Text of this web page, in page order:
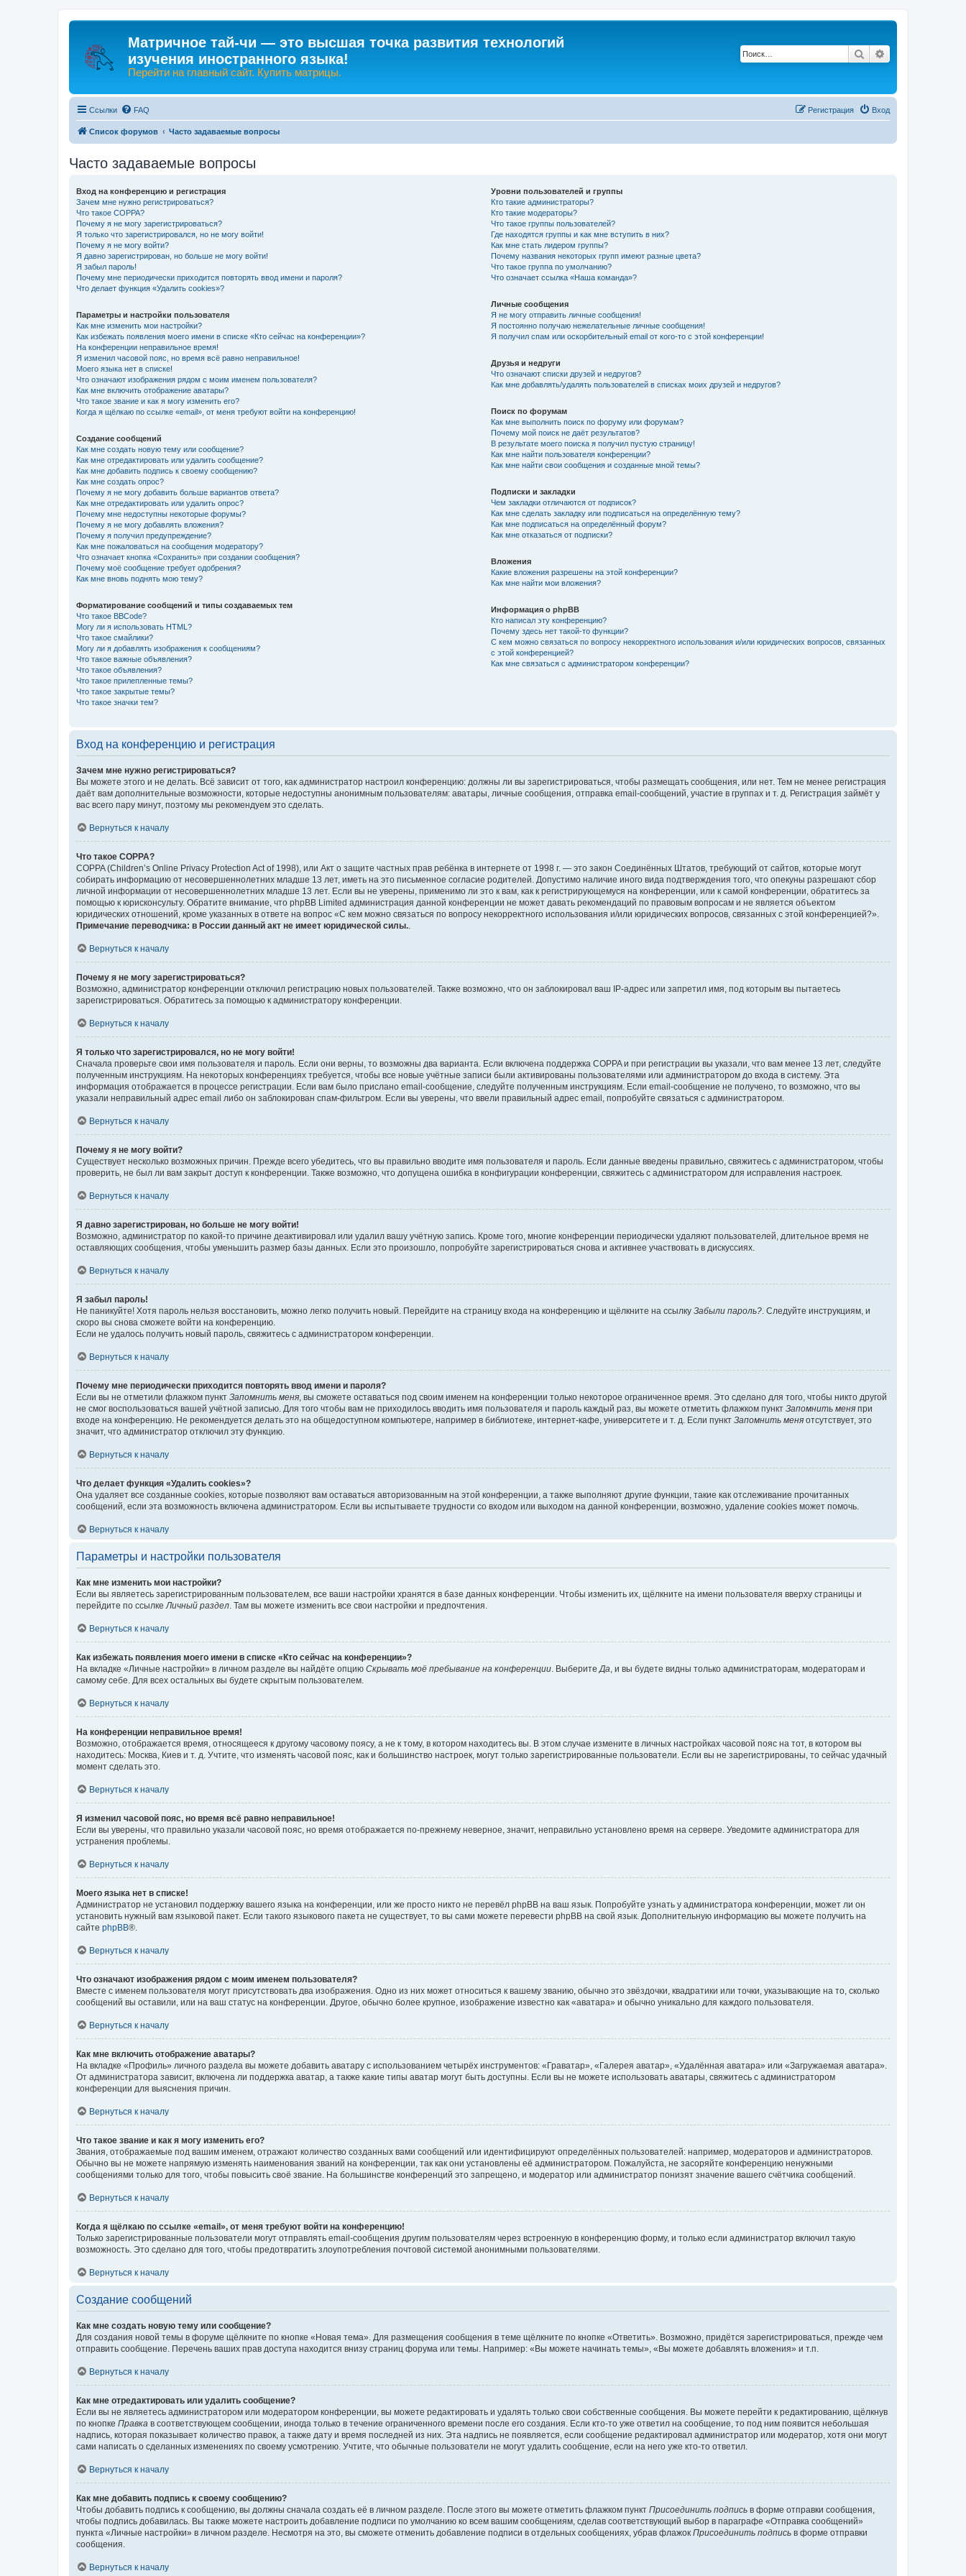
Матричное тай-чи — это высшая точка развития технологий
изучения иностранного языка!
Перейти на главный сайт. Купить матрицы.
Поиск
Ссылки FAQ Вход
Регистрация
Список форумов Часто задаваемые вопросы
Часто задаваемые вопросы
Вход на конференцию и регистрация
Зачем мне нужно регистрироваться?
Что такое COPPA?
Почему я не могу зарегистрироваться?
Я только что зарегистрировался, но не могу войти!
Почему я не могу войти?
Я давно зарегистрирован, но больше не могу войти!
Я забыл пароль!
Почему мне периодически приходится повторять ввод имени и пароля?
Что делает функция «Удалить cookies»?
Параметры и настройки пользователя
Как мне изменить мои настройки?
Как избежать появления моего имени в списке «Кто сейчас на конференции»?
На конференции неправильное время!
Я изменил часовой пояс, но время всё равно неправильное!
Моего языка нет в списке!
Что означают изображения рядом с моим именем пользователя?
Как мне включить отображение аватары?
Что такое звание и как я могу изменить его?
Когда я щёлкаю по ссылке «email», от меня требуют войти на конференцию!
Создание сообщений
Как мне создать новую тему или сообщение?
Как мне отредактировать или удалить сообщение?
Как мне добавить подпись к своему сообщению?
Как мне создать опрос?
Почему я не могу добавить больше вариантов ответа?
Как мне отредактировать или удалить опрос?
Почему мне недоступны некоторые форумы?
Почему я не могу добавлять вложения?
Почему я получил предупреждение?
Как мне пожаловаться на сообщения модератору?
Что означает кнопка «Сохранить» при создании сообщения?
Почему моё сообщение требует одобрения?
Как мне вновь поднять мою тему?
Форматирование сообщений и типы создаваемых тем
Что такое BBCode?
Могу ли я использовать HTML?
Что такое смайлики?
Могу ли я добавлять изображения к сообщениям?
Что такое важные объявления?
Что такое объявления?
Что такое прилепленные темы?
Что такое закрытые темы?
Что такое значки тем?
Уровни пользователей и группы
Кто такие администраторы?
Кто такие модераторы?
Что такое группы пользователей?
Где находятся группы и как мне вступить в них?
Как мне стать лидером группы?
Почему названия некоторых групп имеют разные цвета?
Что такое группа по умолчанию?
Что означает ссылка «Наша команда»?
Личные сообщения
Я не могу отправить личные сообщения!
Я постоянно получаю нежелательные личные сообщения!
Я получил спам или оскорбительный email от кого-то с этой конференции!
Друзья и недруги
Что означают списки друзей и недругов?
Как мне добавлять/удалять пользователей в списках моих друзей и недругов?
Поиск по форумам
Как мне выполнить поиск по форуму или форумам?
Почему мой поиск не даёт результатов?
В результате моего поиска я получил пустую страницу!
Как мне найти пользователя конференции?
Как мне найти свои сообщения и созданные мной темы?
Подписки и закладки
Чем закладки отличаются от подписок?
Как мне сделать закладку или подписаться на определённую тему?
Как мне подписаться на определённый форум?
Как мне отказаться от подписки?
Вложения
Какие вложения разрешены на этой конференции?
Как мне найти мои вложения?
Информация о phpBB
Кто написал эту конференцию?
Почему здесь нет такой-то функции?
С кем можно связаться по вопросу некорректного использования и/или юридических вопросов, связанных
с этой конференцией?
Как мне связаться с администратором конференции?
Вход на конференцию и регистрация
Зачем мне нужно регистрироваться?
Вы можете этого и не делать. Всё зависит от того, как администратор настроил конференцию: должны ли вы зарегистрироваться, чтобы размещать сообщения, или нет. Тем не менее регистрация
даёт вам дополнительные возможности, которые недоступны анонимным пользователям: аватары, личные сообщения, отправка email-сообщений, участие в группах и т. д. Регистрация займёт у
вас всего пару минут, поэтому мы рекомендуем это сделать.
Вернуться к началу
Что такое COPPA?
COPPA (Children’s Online Privacy Protection Act of 1998), или Акт о защите частных прав ребёнка в интернете от 1998 г. — это закон Соединённых Штатов, требующий от сайтов, которые могут
собирать информацию от несовершеннолетних младше 13 лет, иметь на это письменное согласие родителей. Допустимо наличие иного вида подтверждения того, что опекуны разрешают сбор
личной информации от несовершеннолетних младше 13 лет. Если вы не уверены, применимо ли это к вам, как к регистрирующемуся на конференции, или к самой конференции, обратитесь за
помощью к юрисконсульту. Обратите внимание, что phpBB Limited администрация данной конференции не может давать рекомендаций по правовым вопросам и не является объектом
юридических отношений, кроме указанных в ответе на вопрос «С кем можно связаться по вопросу некорректного использования и/или юридических вопросов, связанных с этой конференцией?».
Примечание переводчика: в России данный акт не имеет юридической силы.
Вернуться к началу
Почему я не могу зарегистрироваться?
Возможно, администратор конференции отключил регистрацию новых пользователей. Также возможно, что он заблокировал ваш IP-адрес или запретил имя, под которым вы пытаетесь
зарегистрироваться. Обратитесь за помощью к администратору конференции.
Вернуться к началу
Я только что зарегистрировался, но не могу войти!
Сначала проверьте свои имя пользователя и пароль. Если они верны, то возможны два варианта. Если включена поддержка COPPA и при регистрации вы указали, что вам менее 13 лет, следуйте
полученным инструкциям. На некоторых конференциях требуется, чтобы все новые учётные записи были активированы пользователями или администратором до входа в систему. Эта
информация отображается в процессе регистрации. Если вам было прислано email-сообщение, следуйте полученным инструкциям. Если email-сообщение не получено, то возможно, что вы
указали неправильный адрес email либо он заблокирован спам-фильтром. Если вы уверены, что ввели правильный адрес email, попробуйте связаться с администратором.
Вернуться к началу
Почему я не могу войти?
Существует несколько возможных причин. Прежде всего убедитесь, что вы правильно вводите имя пользователя и пароль. Если данные введены правильно, свяжитесь с администратором, чтобы
проверить, не был ли вам закрыт доступ к конференции. Также возможно, что допущена ошибка в конфигурации конференции, свяжитесь с администратором для исправления настроек.
Вернуться к началу
Я давно зарегистрирован, но больше не могу войти!
Возможно, администратор по какой-то причине деактивировал или удалил вашу учётную запись. Кроме того, многие конференции периодически удаляют пользователей, длительное время не
оставляющих сообщения, чтобы уменьшить размер базы данных. Если это произошло, попробуйте зарегистрироваться снова и активнее участвовать в дискуссиях.
Вернуться к началу
Я забыл пароль!
Не паникуйте! Хотя пароль нельзя восстановить, можно легко получить новый. Перейдите на страницу входа на конференцию и щёлкните на ссылку Забыли пароль? . Следуйте инструкциям, и
скоро вы снова сможете войти на конференцию.
Если не удалось получить новый пароль, свяжитесь с администратором конференции.
Вернуться к началу
Почему мне периодически приходится повторять ввод имени и пароля?
Если вы не отметили флажком пункт Запомнить меня , вы сможете оставаться под своим именем на конференции только некоторое ограниченное время. Это сделано для того, чтобы никто другой
не смог воспользоваться вашей учётной записью. Для того чтобы вам не приходилось вводить имя пользователя и пароль каждый раз, вы можете отметить флажком пункт Запомнить меня при
входе на конференцию. Не рекомендуется делать это на общедоступном компьютере, например в библиотеке, интернет-кафе, университете и т. д. Если пункт Запомнить меня отсутствует, это
значит, что администратор отключил эту функцию.
Вернуться к началу
Что делает функция «Удалить cookies»?
Она удаляет все созданные cookies, которые позволяют вам оставаться авторизованным на этой конференции, а также выполняют другие функции, такие как отслеживание прочитанных
сообщений, если эта возможность включена администратором. Если вы испытываете трудности со входом или выходом на данной конференции, возможно, удаление cookies может помочь.
Вернуться к началу
Параметры и настройки пользователя
Как мне изменить мои настройки?
Если вы являетесь зарегистрированным пользователем, все ваши настройки хранятся в базе данных конференции. Чтобы изменить их, щёлкните на имени пользователя вверху страницы и
перейдите по ссылке Личный раздел . Там вы можете изменить все свои настройки и предпочтения.
Вернуться к началу
Как избежать появления моего имени в списке «Кто сейчас на конференции»?
На вкладке «Личные настройки» в личном разделе вы найдёте опцию Скрывать моё пребывание на конференции . Выберите Да , и вы будете видны только администраторам, модераторам и
самому себе. Для всех остальных вы будете скрытым пользователем.
Вернуться к началу
На конференции неправильное время!
Возможно, отображается время, относящееся к другому часовому поясу, а не к тому, в котором находитесь вы. В этом случае измените в личных настройках часовой пояс на тот, в котором вы
находитесь: Москва, Киев и т. д. Учтите, что изменять часовой пояс, как и большинство настроек, могут только зарегистрированные пользователи. Если вы не зарегистрированы, то сейчас удачный
момент сделать это.
Вернуться к началу
Я изменил часовой пояс, но время всё равно неправильное!
Если вы уверены, что правильно указали часовой пояс, но время отображается по-прежнему неверное, значит, неправильно установлено время на сервере. Уведомите администратора для
устранения проблемы.
Вернуться к началу
Моего языка нет в списке!
Администратор не установил поддержку вашего языка на конференции, или же просто никто не перевёл phpBB на ваш язык. Попробуйте узнать у администратора конференции, может ли он
установить нужный вам языковой пакет. Если такого языкового пакета не существует, то вы сами можете перевести phpBB на свой язык. Дополнительную информацию вы можете получить на
сайте phpBB®.
Вернуться к началу
Что означают изображения рядом с моим именем пользователя?
Вместе с именем пользователя могут присутствовать два изображения. Одно из них может относиться к вашему званию, обычно это звёздочки, квадратики или точки, указывающие на то, сколько
сообщений вы оставили, или на ваш статус на конференции. Другое, обычно более крупное, изображение известно как «аватара» и обычно уникально для каждого пользователя.
Вернуться к началу
Как мне включить отображение аватары?
На вкладке «Профиль» личного раздела вы можете добавить аватару с использованием четырёх инструментов: «Граватар», «Галерея аватар», «Удалённая аватара» или «Загружаемая аватара».
От администратора зависит, включена ли поддержка аватар, а также какие типы аватар могут быть доступны. Если вы не можете использовать аватары, свяжитесь с администратором
конференции для выяснения причин.
Вернуться к началу
Что такое звание и как я могу изменить его?
Звания, отображаемые под вашим именем, отражают количество созданных вами сообщений или идентифицируют определённых пользователей: например, модераторов и администраторов.
Обычно вы не можете напрямую изменять наименования званий на конференции, так как они установлены её администратором. Пожалуйста, не засоряйте конференцию ненужными
сообщениями только для того, чтобы повысить своё звание. На большинстве конференций это запрещено, и модератор или администратор понизят значение вашего счётчика сообщений.
Вернуться к началу
Когда я щёлкаю по ссылке «email», от меня требуют войти на конференцию!
Только зарегистрированные пользователи могут отправлять email-сообщения другим пользователям через встроенную в конференцию форму, и только если администратор включил такую
возможность. Это сделано для того, чтобы предотвратить злоупотребления почтовой системой анонимными пользователями.
Вернуться к началу
Создание сообщений
Как мне создать новую тему или сообщение?
Для создания новой темы в форуме щёлкните по кнопке «Новая тема». Для размещения сообщения в теме щёлкните по кнопке «Ответить». Возможно, придётся зарегистрироваться, прежде чем
отправить сообщение. Перечень ваших прав доступа находится внизу страниц форума или темы. Например: «Вы можете начинать темы», «Вы можете добавлять вложения» и т.п.
Вернуться к началу
Как мне отредактировать или удалить сообщение?
Если вы не являетесь администратором или модератором конференции, вы можете редактировать и удалять только свои собственные сообщения. Вы можете перейти к редактированию, щёлкнув
по кнопке Правка в соответствующем сообщении, иногда только в течение ограниченного времени после его создания. Если кто-то уже ответил на сообщение, то под ним появится небольшая
надпись, которая показывает количество правок, а также дату и время последней из них. Эта надпись не появляется, если сообщение редактировал администратор или модератор, хотя они могут
сами написать о сделанных изменениях по своему усмотрению. Учтите, что обычные пользователи не могут удалить сообщение, если на него уже кто-то ответил.
Вернуться к началу
Как мне добавить подпись к своему сообщению?
Чтобы добавить подпись к сообщению, вы должны сначала создать её в личном разделе. После этого вы можете отметить флажком пункт Присоединить подпись в форме отправки сообщения,
чтобы подпись добавилась. Вы также можете настроить добавление подписи по умолчанию ко всем вашим сообщениям, сделав соответствующий выбор в параграфе «Отправка сообщений»
пункта «Личные настройки» в личном разделе. Несмотря на это, вы сможете отменить добавление подписи в отдельных сообщениях, убрав флажок Присоединить подпись в форме отправки
сообщения.
Вернуться к началу